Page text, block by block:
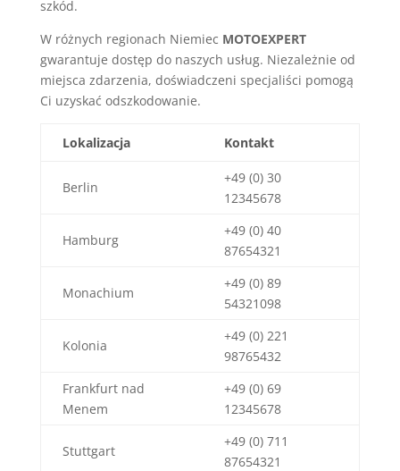
szkód.
W różnych regionach Niemiec MOTOEXPERT
gwarantuje dostęp do naszych usług. Niezależnie od
miejsca zdarzenia, doświadczeni specjaliści pomogą
Ci uzyskać odszkodowanie.
Lokalizacja Kontakt
Berlin
+49 (0) 30
12345678
Hamburg
+49 (0) 40
87654321
Monachium
+49 (0) 89
54321098
Kolonia
+49 (0) 221
98765432
Frankfurt nad
Menem
+49 (0) 69
12345678
Stuttgart
+49 (0) 711
87654321